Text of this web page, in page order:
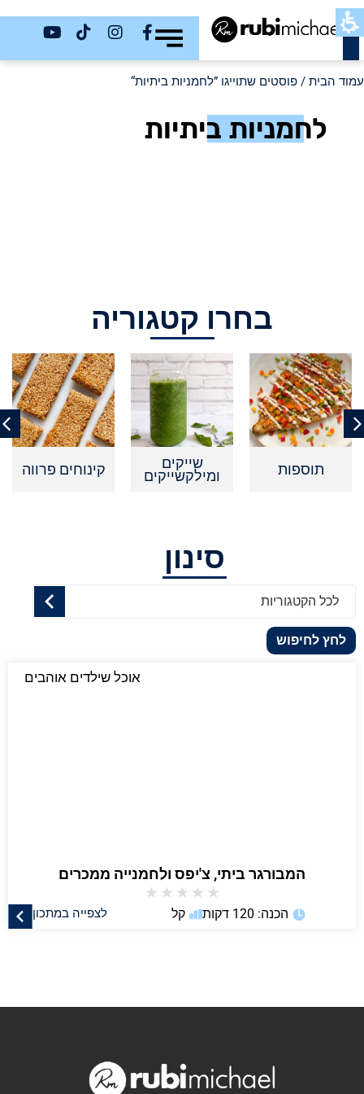
כשר
עמוד הבית / פוסטים שתוייגו ”לחמניות ביתיות“
לחמניות ביתיות
בחרו קטגוריה
תוספות שייקים
ומילקשייקים קינוחים פרווה
סינון
לכל הקטגוריות
לחץ לחיפוש
אוכל שילדים אוהבים
המבורגר ביתי, צ'יפס ולחמנייה ממכרים
★
★
★
★
★
לצפייה במתכון הכנה: 120 דקות קל